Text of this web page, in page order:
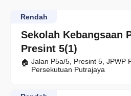
Sekolah Kebangsaan
Presint 5(1)
Rendah
Jalan P5a/5, Presint 5, JPWP
Persekutuan Putrajaya